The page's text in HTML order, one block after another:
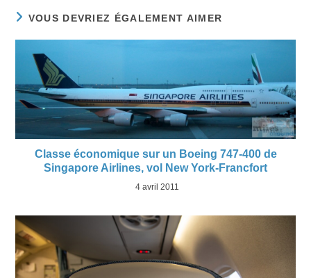
VOUS DEVRIEZ ÉGALEMENT AIMER
Classe économique sur un Boeing 747-400 de
Singapore Airlines, vol New York-Francfort
4 avril 2011